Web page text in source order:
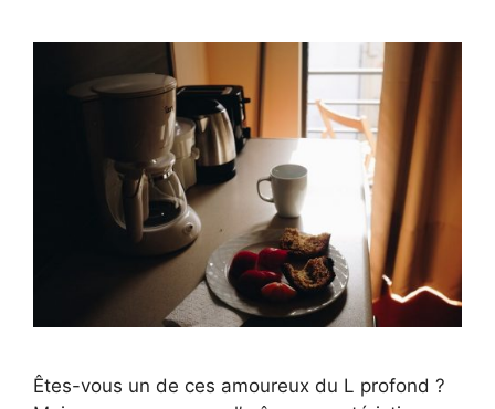
Êtes-vous un de ces amoureux du L profond ?